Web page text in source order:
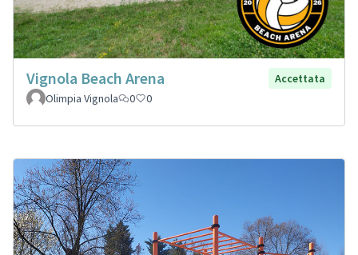
Vignola Beach Arena
Accettata
Olimpia Vignola
0 0